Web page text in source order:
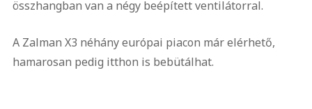
összhangban van a négy beépített ventilátorral.
A Zalman X3 néhány európai piacon már elérhető,
hamarosan pedig itthon is bebütálhat.